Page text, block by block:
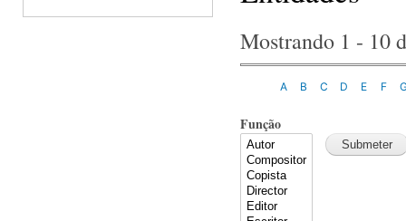
Mostrando 1 - 10
A B C D E F
Função